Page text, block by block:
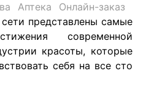
Аптека
Онлайн-заказ
представлены самые
современной
красоты, которые
себя на все сто